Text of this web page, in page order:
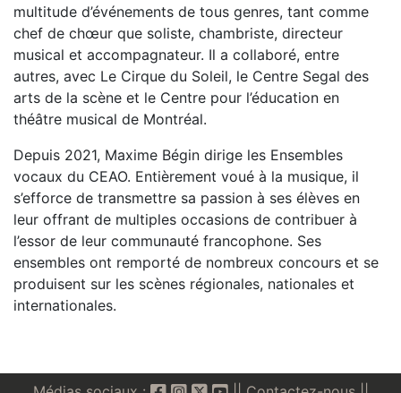
multitude d’événements de tous genres, tant comme
chef de chœur que soliste, chambriste, directeur
musical et accompagnateur. Il a collaboré, entre
autres, avec Le Cirque du Soleil, le Centre Segal des
arts de la scène et le Centre pour l’éducation en
théâtre musical de Montréal.
Depuis 2021, Maxime Bégin dirige les Ensembles
vocaux du CEAO. Entièrement voué à la musique, il
s’efforce de transmettre sa passion à ses élèves en
leur offrant de multiples occasions de contribuer à
l’essor de leur communauté francophone. Ses
ensembles ont remporté de nombreux concours et se
produisent sur les scènes régionales, nationales et
internationales.